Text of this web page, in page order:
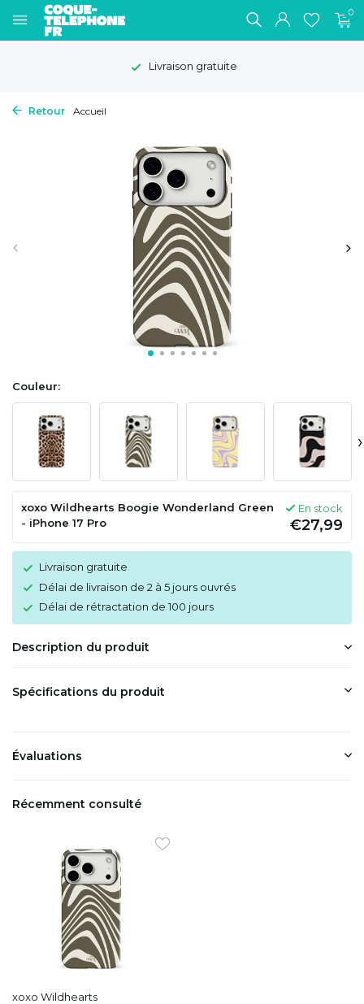
0
Livraison gratuite
Retour Accueil
Couleur:
›
xoxo Wildhearts Boogie Wonderland Green
- iPhone 17 Pro
En stock
€27,99
Livraison gratuite
Délai de livraison de 2 à 5 jours ouvrés
Délai de rétractation de 100 jours
Description du produit
Spécifications du produit
Évaluations
Récemment consulté
xoxo Wildhearts